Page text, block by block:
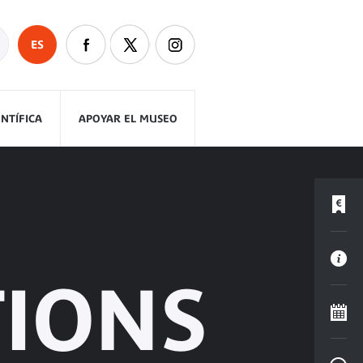
ES
APOYAR EL MUSEO